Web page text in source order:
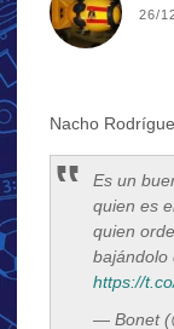
26/
Nacho
Es un
quien es
quien
bajándolo
https://
— Bonet